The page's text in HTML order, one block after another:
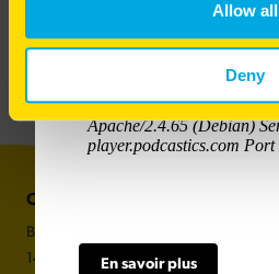
Allow all
Deny
TÉLÉCHARGER LE CATALOGUE
Coordonnées
BARENBRUG France S.A.S
14 avenue de l'Europe
En savoir plus